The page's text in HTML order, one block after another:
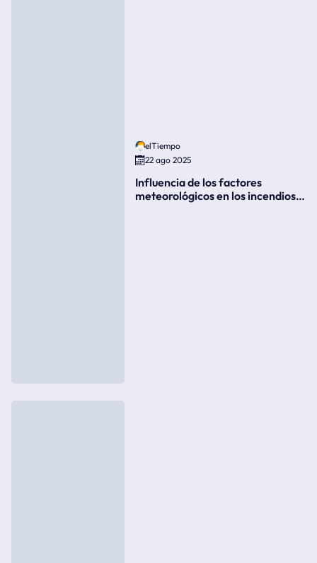
elTiempo
22 ago 2025
Influencia de los factores
meteorológicos en los incendios